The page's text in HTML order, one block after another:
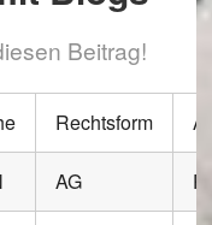
Beitrag!
Rechtsform
AG